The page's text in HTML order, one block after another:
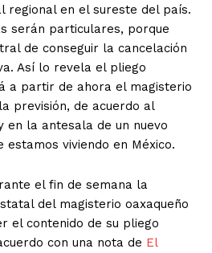
regional en el sureste del país.
serán particulares, porque
de conseguir la cancelación
Así lo revela el pliego
a partir de ahora el magisterio
previsión, de acuerdo al
la antesala de un nuevo
viviendo en México.
el fin de semana la
del magisterio oaxaqueño
el contenido de su pliego
con una nota de El